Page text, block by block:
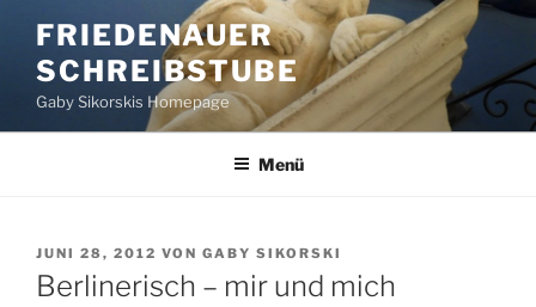
Inhalt
springen
FRIEDENAUER
SCHREIBSTUBE
Gaby Sikorskis Homepage
Menü
VERÖFFENTLICHT
AM
JUNI 28, 2012 VON GABY SIKORSKI
Berlinerisch – mir und mich